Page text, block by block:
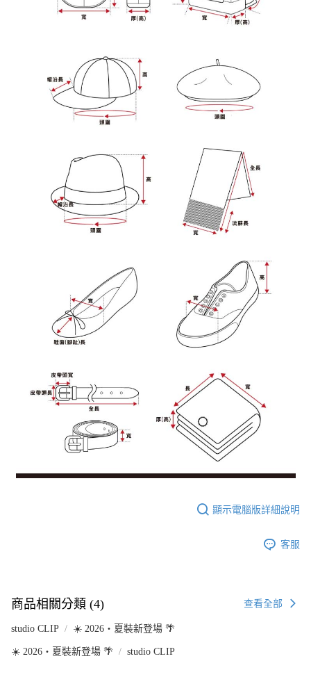
顯示電腦版詳細說明
客服
商品相關分類 (4) 查看全部
studio CLIP ☀️ 2026・夏裝新登場 🌴
☀️ 2026・夏裝新登場 🌴 studio CLIP